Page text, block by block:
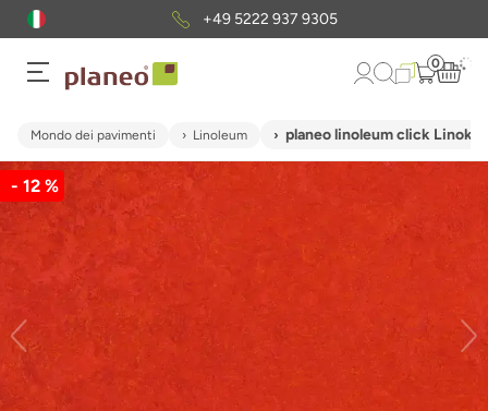
+49 5222 937 9305
0
Mondo dei pavimenti Linoleum planeo linoleum click
- 12 %